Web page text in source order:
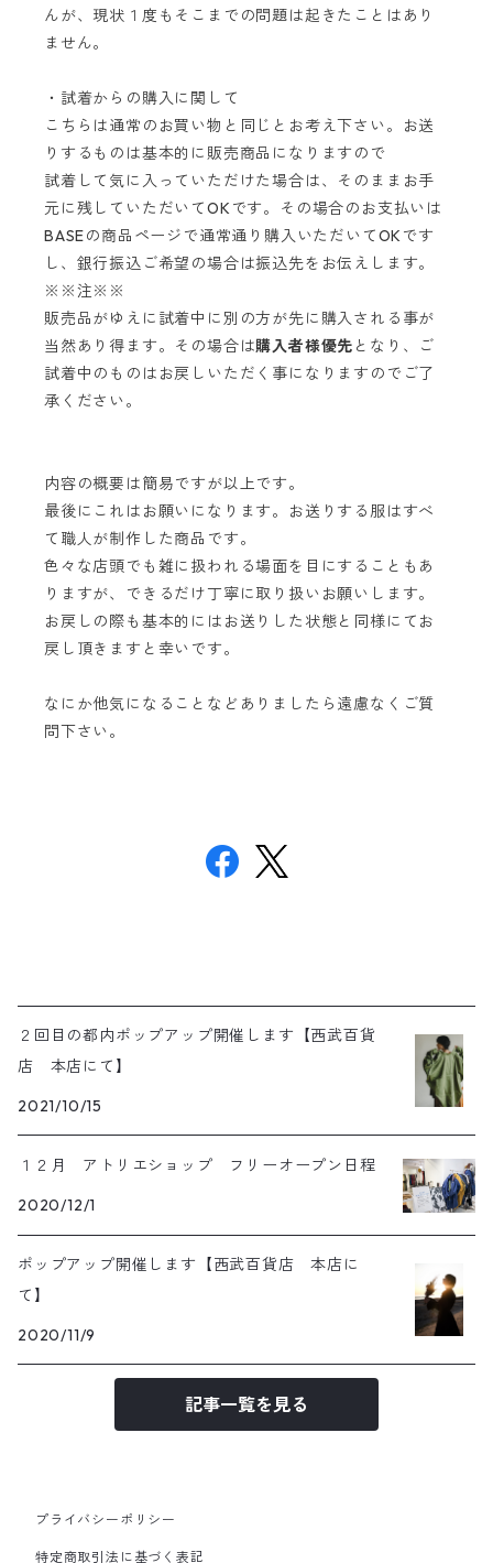
んが、現状１度もそこまでの問題は起きたことはあり
ません。
・試着からの購入に関して
こちらは通常のお買い物と同じとお考え下さい。お送
りするものは基本的に販売商品になりますので
試着して気に入っていただけた場合は、そのままお手
元に残していただいてOKです。その場合のお支払いは
BASEの商品ページで通常通り購入いただいてOKです
し、銀行振込ご希望の場合は振込先をお伝えします。
※※注※※
販売品がゆえに試着中に別の方が先に購入される事が
当然あり得ます。その場合は購入者様優先 となり、ご
試着中のものはお戻しいただく事になりますのでご了
承ください。
内容の概要は簡易ですが以上です。
最後にこれはお願いになります。お送りする服はすべ
て職人が制作した商品です。
色々な店頭でも雑に扱われる場面を目にすることもあ
りますが、できるだけ丁寧に取り扱いお願いします。
お戻しの際も基本的にはお送りした状態と同様にてお
戻し頂きますと幸いです。
なにか他気になることなどありましたら遠慮なくご質
問下さい。
２回目の都内ポップアップ開催します【西武百貨
店 本店にて】
2021/10/15
１２月 アトリエショップ フリーオープン日程
2020/12/1
ポップアップ開催します【西武百貨店 本店に
て】
2020/11/9
記事一覧を見る
プライバシーポリシー
特定商取引法に基づく表記